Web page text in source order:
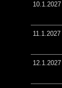
10.1.2027
11.1.2027
12.1.2027